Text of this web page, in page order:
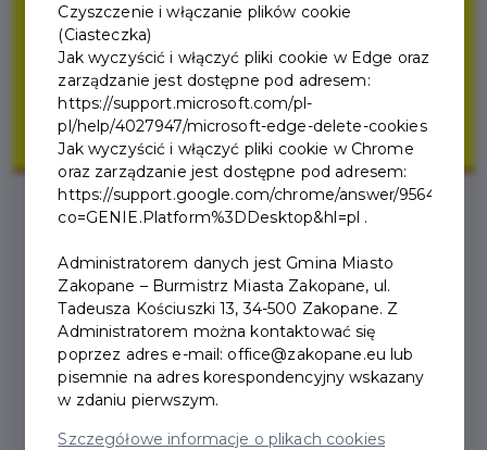
W ZWIĄZKU Z
WYŚCIGIEM KOLARSKIM
L’ETAPE POLAND BY
TOUR DE FRANCE 2026
Czyszczenie i włączanie plików cookie
(Ciasteczka)
Jak wyczyścić i włączyć pliki cookie w Edge oraz
zarządzanie jest dostępne pod adresem:
https://support.microsoft.com/pl-
pl/help/4027947/microsoft-edge-delete-cookies
Jak wyczyścić i włączyć pliki cookie w Chrome
oraz zarządzanie jest dostępne pod adresem:
https://support.google.com/chrome/answer/95647?
co=GENIE.Platform%3DDesktop&hl=pl .
Administratorem danych jest Gmina Miasto
Zakopane – Burmistrz Miasta Zakopane, ul.
Tadeusza Kościuszki 13, 34-500 Zakopane. Z
Administratorem można kontaktować się
poprzez adres e-mail: office@zakopane.eu lub
pisemnie na adres korespondencyjny wskazany
w zdaniu pierwszym.
Szczegółowe informacje o plikach cookies